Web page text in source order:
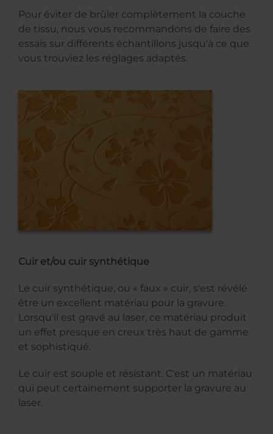
Pour éviter de brûler complètement la couche
de tissu, nous vous recommandons de faire des
essais sur différents échantillons jusqu'à ce que
vous trouviez les réglages adaptés.
Cuir et/ou cuir synthétique
Le cuir synthétique, ou « faux » cuir, s'est révélé
être un excellent matériau pour la gravure.
Lorsqu'il est gravé au laser, ce matériau produit
un effet presque en creux très haut de gamme
et sophistiqué.
Le cuir est souple et résistant. C'est un matériau
qui peut certainement supporter la gravure au
laser.